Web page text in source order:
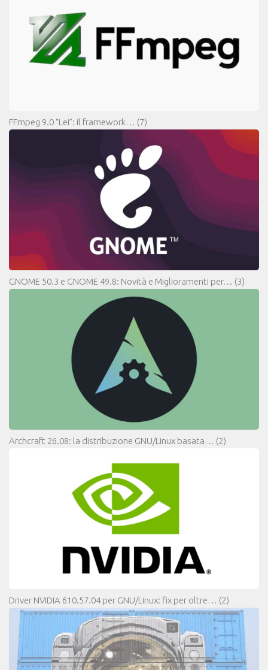
FFmpeg 9.0 “Lei”: il framework… (7)
GNOME 50.3 e GNOME 49.8: Novità e Miglioramenti per… (3)
Archcraft 26.08: la distribuzione GNU/Linux basata… (2)
Driver NVIDIA 610.57.04 per GNU/Linux: fix per oltre… (2)